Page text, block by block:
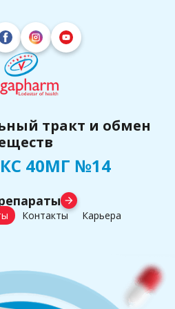
тракт и обмен
40МГ №14
arrow_forward
Контакты Карьера